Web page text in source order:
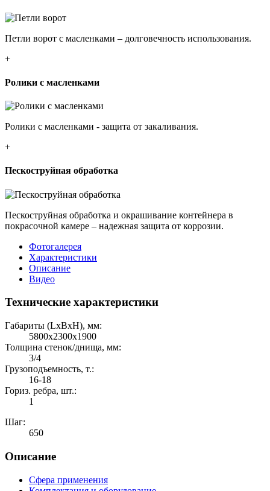
Петли ворот с масленками – долговечность использования.
+
Ролики с масленками
Ролики с масленками - защита от закаливания.
+
Пескоструйная обработка
Пескоструйная обработка и окрашивание контейнера в
покрасочной камере – надежная защита от коррозии.
Фотогалерея
Характеристики
Описание
Видео
Технические характеристики
Габариты (LхBхH), мм:
5800х2300х1900
Толщина стенок/днища, мм:
3/4
Грузоподъемность, т.:
16-18
Гориз. ребра, шт.:
1
Шаг:
650
Описание
Сфера применения